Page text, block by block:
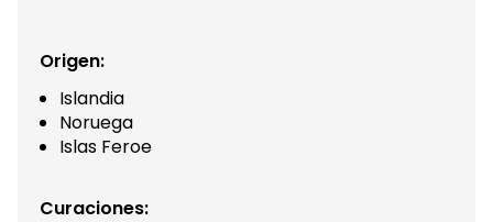
Origen:
Islandia
Noruega
Islas Feroe
Curaciones: